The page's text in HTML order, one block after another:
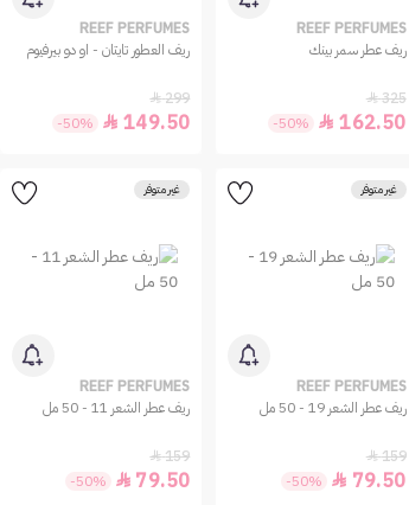
REEF PERFUMES
ريف عطر سمر بينك
325

162.50

-50%
REEF PERFUMES
ريف العطور تايتان - او دو بيرفيوم
299

149.50

-50%
غير متوفر
REEF PERFUMES
ريف عطر الشعر 19 - 50 مل
159

79.50

-50%
غير متوفر
REEF PERFUMES
ريف عطر الشعر 11 - 50 مل
159

79.50

-50%